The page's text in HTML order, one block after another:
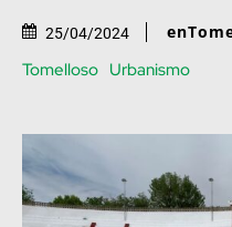
25/04/2024
Tomelloso Urbanismo